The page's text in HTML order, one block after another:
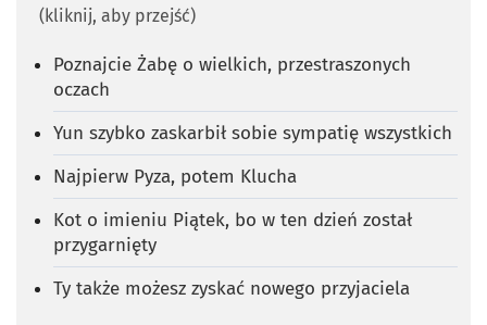
(kliknij, aby przejść)
Poznajcie Żabę o wielkich, przestraszonych
oczach
Yun szybko zaskarbił sobie sympatię wszystkich
Najpierw Pyza, potem Klucha
Kot o imieniu Piątek, bo w ten dzień został
przygarnięty
Ty także możesz zyskać nowego przyjaciela